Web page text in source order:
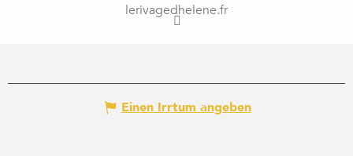
lerivagedhelene.fr
Einen Irrtum angeben